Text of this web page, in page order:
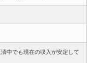
中でも現在の収入が安定して